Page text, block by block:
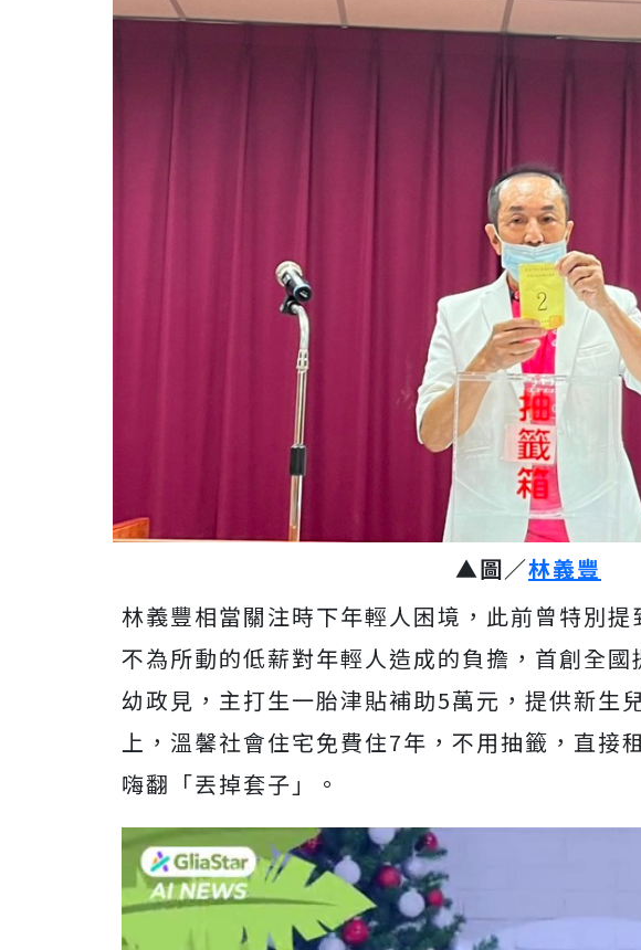
▲圖／林義豐
林義豐相當關注時下年輕人困境，此前曾特別提
不為所動的低薪對年輕人造成的負擔，首創全
幼政見，主打生一胎津貼補助5萬元，提供新生
上，溫馨社會住宅免費住7年，不用抽籤，直接
嗨翻「丟掉套子」。